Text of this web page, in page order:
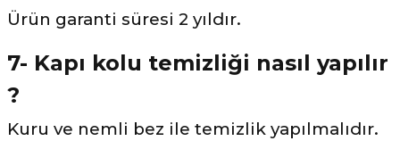
Ürün garanti süresi 2 yıldır.
7- Kapı kolu temizliği nasıl yapılır
?
Kuru ve nemli bez ile temizlik yapılmalıdır.